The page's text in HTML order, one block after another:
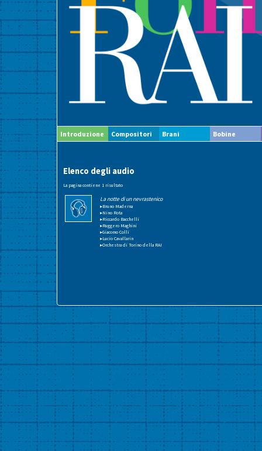
Introduzione Compositori Brani Bobine
Elenco degli audio
La pagina contiene 1 risultato
La notte di un nevrastenico
▸Bruno Maderna
▸Nino Rota
▸Riccardo Bacchelli
▸Ruggero Maghini
▸Giacomo Colli
▸Lucio Cavallarin
▸Orchestra di Torino della RAI